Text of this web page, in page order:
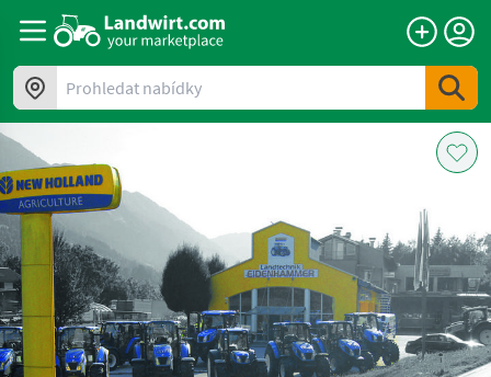
Prohledat nabídky